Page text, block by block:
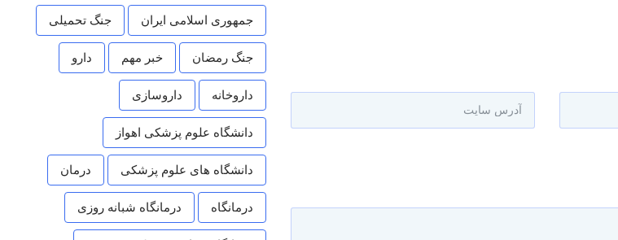
جمهوری اسلامی ایران جنگ تحمیلی
جنگ رمضان خبر مهم دارو
داروخانه داروسازی
دانشگاه علوم پزشکی اهواز
دانشگاه های علوم پزشکی درمان
درمانگاه درمانگاه شبانه روزی